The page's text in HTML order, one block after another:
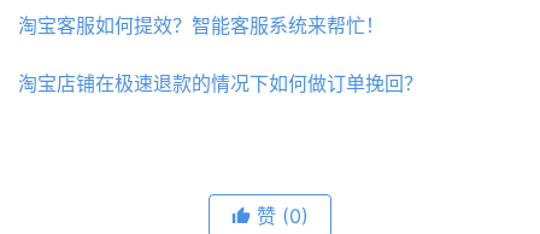
淘宝客服如何提效？智能客服系统来帮忙！
淘宝店铺在极速退款的情况下如何做订单挽回？
赞 (0)